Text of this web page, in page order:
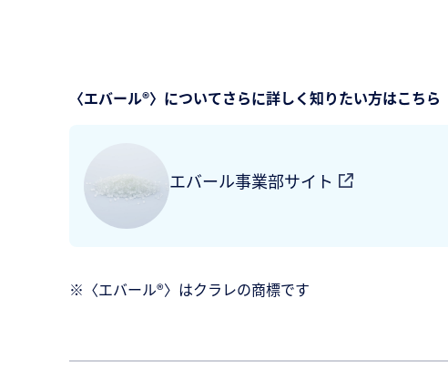
〈エバール®〉についてさらに詳しく知りたい方はこちら
エバール事業部サイト
※〈エバール®〉はクラレの商標です